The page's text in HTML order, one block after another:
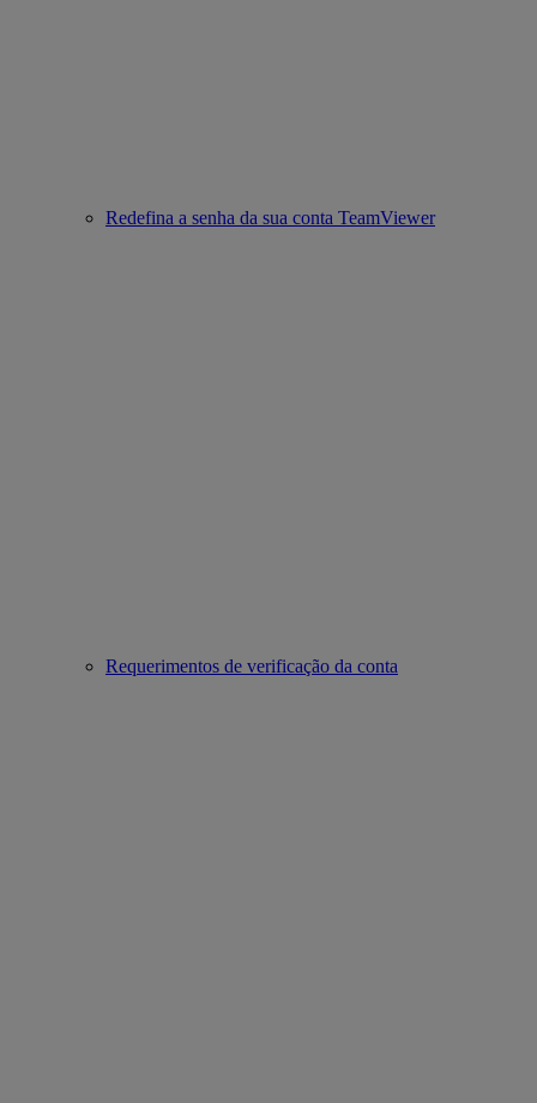
Redefina a senha da sua conta TeamViewer
Requerimentos de verificação da conta